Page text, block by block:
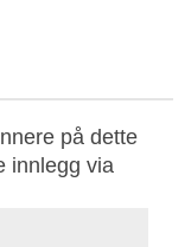
på dette
innlegg via